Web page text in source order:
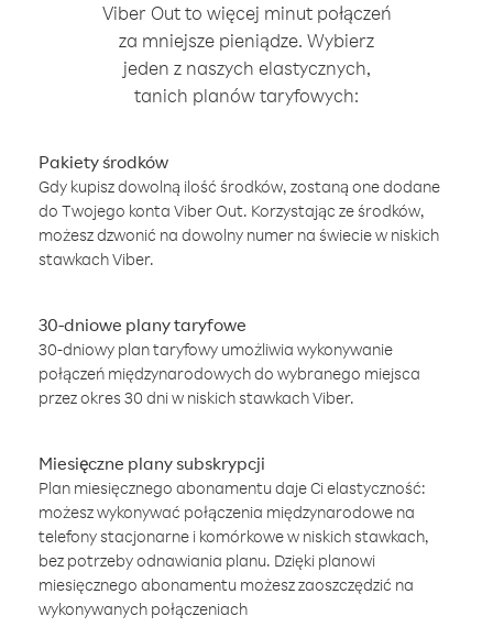
Viber Out to więcej minut połączeń
za mniejsze pieniądze. Wybierz
jeden z naszych elastycznych,
tanich planów taryfowych:
Pakiety środków
Gdy kupisz dowolną ilość środków, zostaną one dodane
do Twojego konta Viber Out. Korzystając ze środków,
możesz dzwonić na dowolny numer na świecie w niskich
stawkach Viber.
30-dniowe plany taryfowe
30-dniowy plan taryfowy umożliwia wykonywanie
połączeń międzynarodowych do wybranego miejsca
przez okres 30 dni w niskich stawkach Viber.
Miesięczne plany subskrypcji
Plan miesięcznego abonamentu daje Ci elastyczność:
możesz wykonywać połączenia międzynarodowe na
telefony stacjonarne i komórkowe w niskich stawkach,
bez potrzeby odnawiania planu. Dzięki planowi
miesięcznego abonamentu możesz zaoszczędzić na
wykonywanych połączeniach